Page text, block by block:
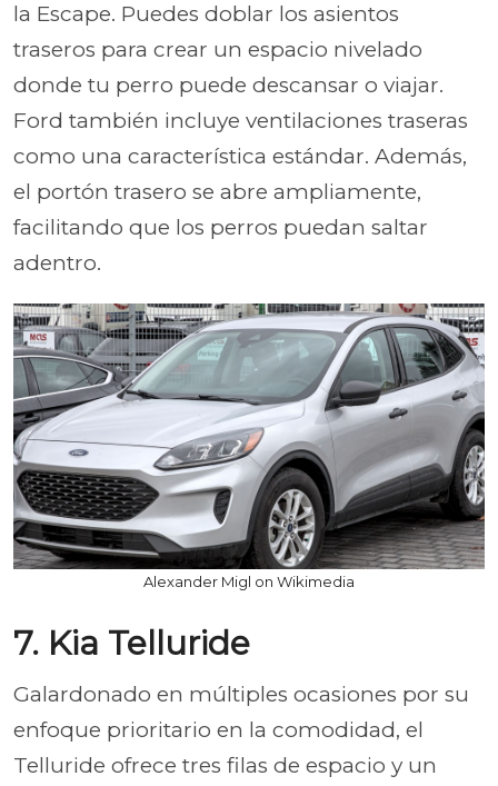
la Escape. Puedes doblar los asientos
traseros para crear un espacio nivelado
donde tu perro puede descansar o viajar.
Ford también incluye ventilaciones traseras
como una característica estándar. Además,
el portón trasero se abre ampliamente,
facilitando que los perros puedan saltar
adentro.
Alexander Migl on Wikimedia
7. Kia Telluride
Galardonado en múltiples ocasiones por su
enfoque prioritario en la comodidad, el
Telluride ofrece tres filas de espacio y un